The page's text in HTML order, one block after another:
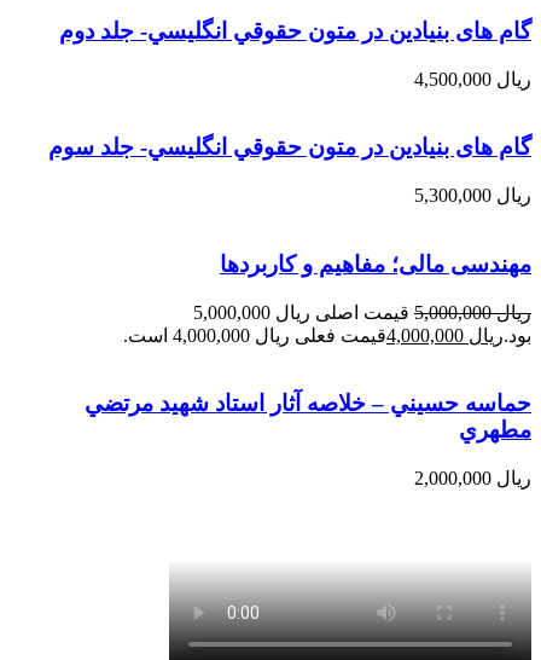
گام های بنیادین در متون حقوقي انگليسي- جلد دوم
ریال
گام های بنیادین در متون حقوقي انگليسي- جلد سوم
ریال
مهندسی مالی؛ مفاهیم و کاربردها
ریال5,000,000
قیمت اصلی ریال 5,000,000
بود.ریال قیمت فعلی ریال 4,000,000 است.
حماسه حسيني – خلاصه آثار استاد شهيد مرتضي
مطهري
ریال